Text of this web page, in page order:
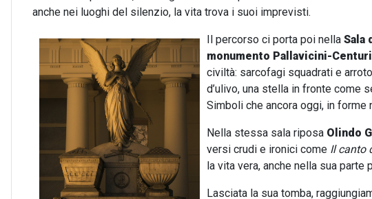
anche nei luoghi del silenzio, la vita trova i suoi imprevisti.
Il percorso ci porta poi nella Sala
monumento Pallavicini-
civiltà: sarcofagi squadrati e
d’ulivo, una stella in fronte come
Simboli che ancora oggi, in forme
Nella stessa sala riposa Olindo
versi crudi e ironici come Il canto
la vita vera, anche nella sua parte
Lasciata la sua tomba,